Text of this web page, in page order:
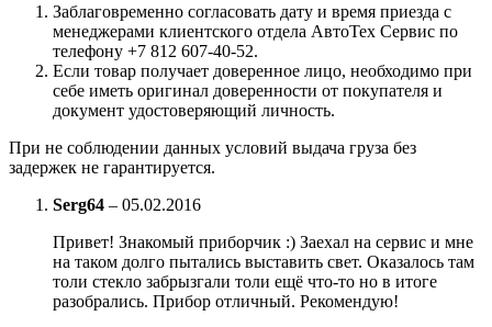
Заблаговременно согласовать дату и время приезда с
менеджерами клиентского отдела АвтоТех Сервис по
телефону +7 812 607-40-52.
Если товар получает доверенное лицо, необходимо при
себе иметь оригинал доверенности от покупателя и
документ удостоверяющий личность.
При не соблюдении данных условий выдача груза без
задержек не гарантируется.
Serg64 – 05.02.2016
Привет! Знакомый приборчик :) Заехал на сервис и мне
на таком долго пытались выставить свет. Оказалось там
толи стекло забрызгали толи ещё что-то но в итоге
разобрались. Прибор отличный. Рекомендую!